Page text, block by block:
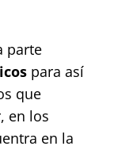
parte
para así
que
en los
en la